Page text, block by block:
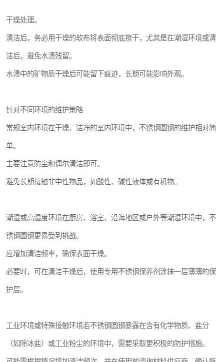
干燥处理。
清洁后，务必用干燥的软布将表面彻底擦干，尤其是在潮湿环境或清
洁后，避免水渍残留。
水渍中的矿物质干燥后可能留下痕迹，长期可能影响外观。
针对不同环境的维护策略
常规室内环境在干燥、洁净的室内环境中，不锈钢圆钢的维护相对简
单。
主要注意防尘和偶尔清洁即可。
避免长期接触非中性物品，如酸性、碱性液体或有机物。
潮湿或高湿度环境在厨房、浴室、沿海地区或户外等潮湿环境中，不
锈钢圆钢更易受到挑战。
应增加清洁频率，确保表面干燥。
必要时，可在清洁干燥后，使用专用不锈钢保养剂涂抹一层薄薄的保
护层。
工业环境或特殊接触环境若不锈钢圆钢暴露在含有化学物质、盐分
（如除冰盐）或工业粉尘的环境中，需要采取更积极的防护措施。